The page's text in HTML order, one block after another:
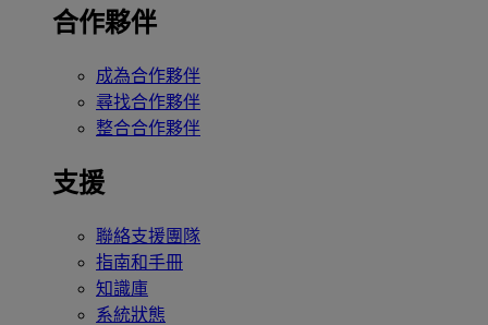
合作夥伴
成為合作夥伴
尋找合作夥伴
整合合作夥伴
支援
聯絡支援團隊
指南和手冊
知識庫
系統狀態